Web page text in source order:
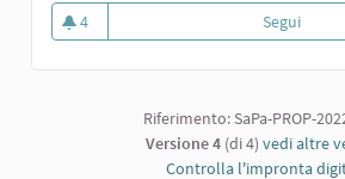
4
4 sostenitori
Segui
Riferimento: SaPa-PROP-
Versione 4 (di 4) vedi altre
Controlla l'impronta